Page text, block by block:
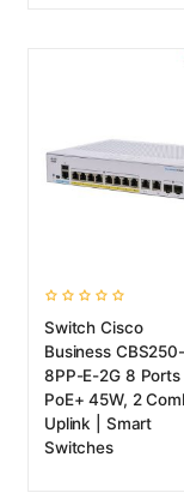
Switch Cisco
Business CBS250-
8PP-E-2G 8 Ports
PoE+ 45W, 2
Uplink | Smart
Switches